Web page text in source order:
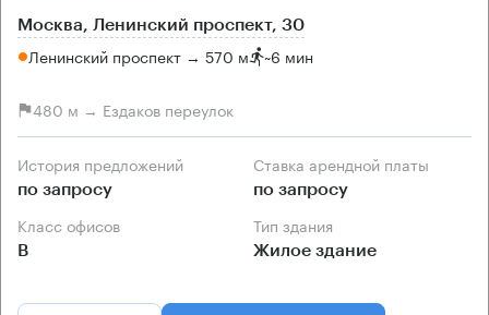
Москва, Ленинский проспект, 30
Ленинский проспект → 570 м ~6 мин
480 м → Ездаков переулок
История предложений
по запросу
Ставка арендной платы
по запросу
Класс офисов
B
Тип здания
Жилое здание